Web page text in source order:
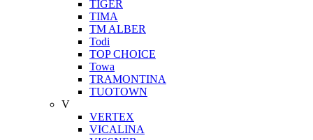
TIGER
TIMA
TM ALBER
Todi
TOP CHOICE
Towa
TRAMONTINA
TUOTOWN
V
VERTEX
VICALINA